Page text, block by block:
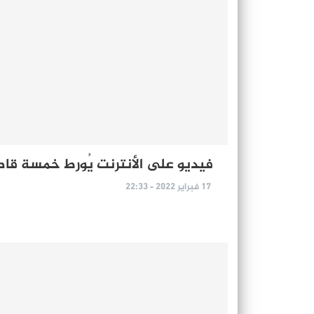
فيديو على الأنترنت يُورط خمسة
17 فبراير 2022 - 22:33